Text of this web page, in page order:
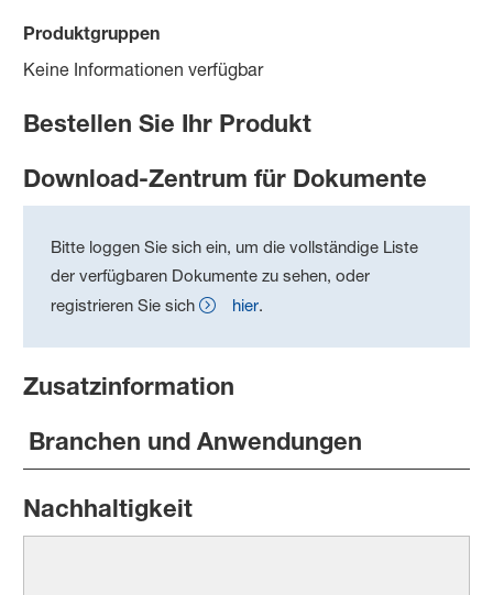
Produktgruppen
Keine Informationen verfügbar
Bestellen Sie Ihr Produkt
Download-Zentrum für Dokumente
Bitte loggen Sie sich ein, um die vollständige Liste
der verfügbaren Dokumente zu sehen, oder
registrieren Sie sich
hier.
Zusatzinformation
Branchen und Anwendungen
Nachhaltigkeit